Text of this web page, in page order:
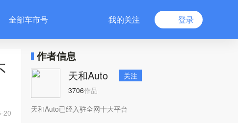
全部车市号 我的关注 登录
20
作者信息
天和Auto
关注
3706作品
天和Auto已经入驻全网十大平台